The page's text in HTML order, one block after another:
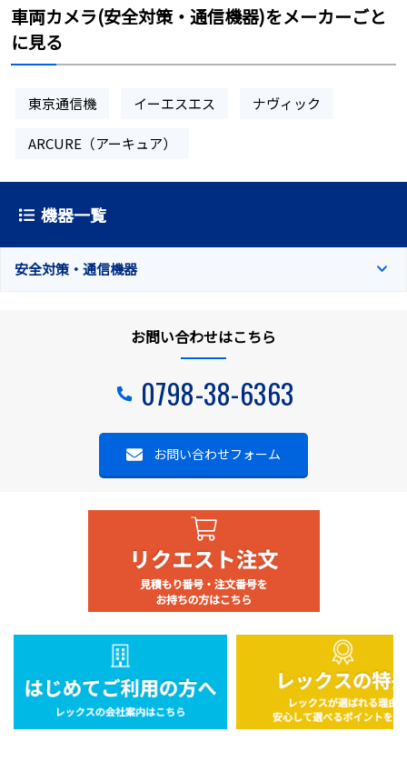
車両カメラ(安全対策・通信機器)をメーカーごと
に見る
東京通信機 イーエスエス ナヴィック
ARCURE（アーキュア）
機器一覧
安全対策・通信機器
お問い合わせはこちら
0798-38-6363
お問い合わせフォーム